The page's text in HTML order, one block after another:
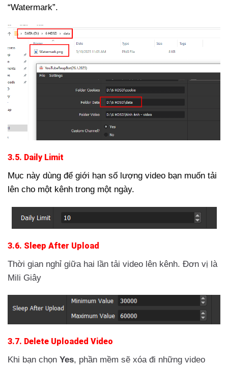
“Watermark”.
3.5. Daily Limit
Mục này dùng để giới hạn số lượng video bạn muốn tải
lên cho một kênh trong một ngày.
3.6. Sleep After Upload
Thời gian nghỉ giữa hai lần tải video lên kênh. Đơn vị là
Mili Giây
3.7. Delete Uploaded Video
Khi bạn chọn Yes, phần mềm sẽ xóa đi những video